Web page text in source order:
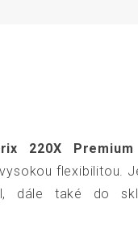
220X Premium
flexibilitou.
dále také do